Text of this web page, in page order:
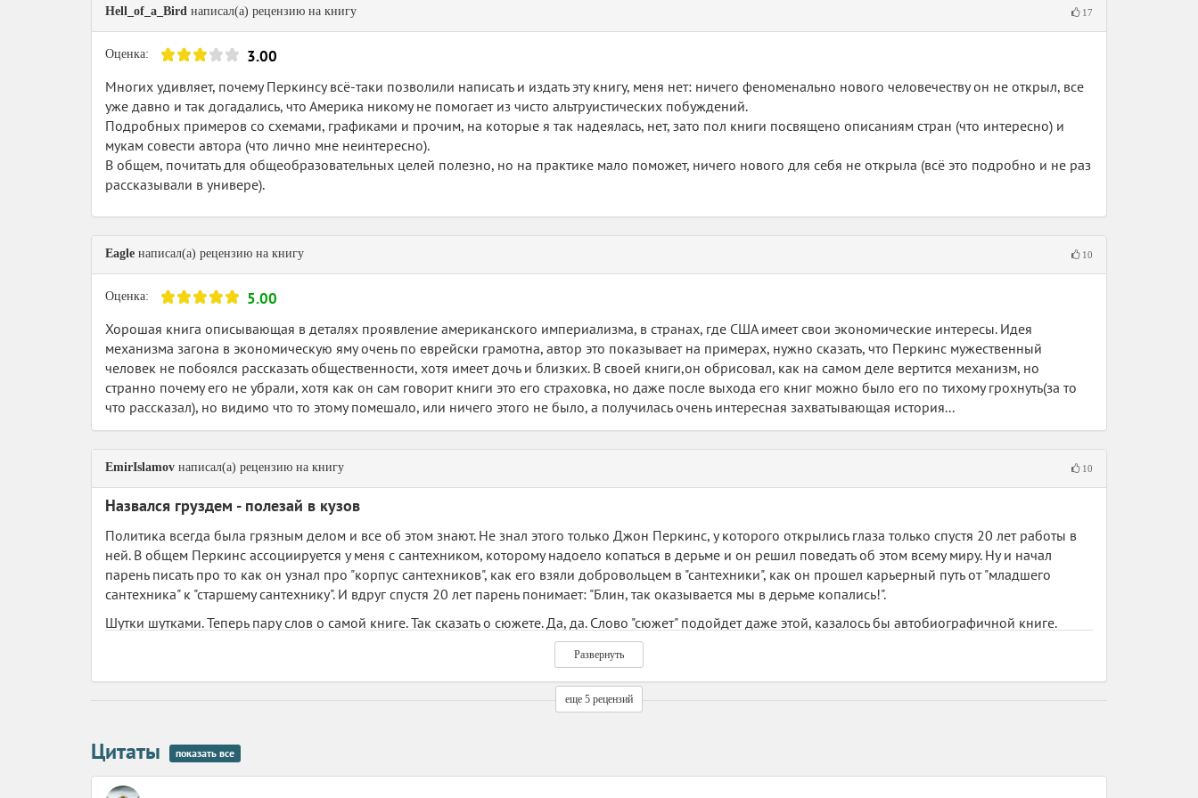
Hell_of_a_Bird написал(а) рецензию на книгу 17
Оценка: 3.00
Многих удивляет, почему Перкинсу всё-таки позволили написать и издать эту книгу, меня нет: ничего феноменально нового человечеству он не открыл, все
уже давно и так догадались, что Америка никому не помогает из чисто альтруистических побуждений.
Подробных примеров со схемами, графиками и прочим, на которые я так надеялась, нет, зато пол книги посвящено описаниям стран (что интересно) и
мукам совести автора (что лично мне неинтересно).
В общем, почитать для общеобразовательных целей полезно, но на практике мало поможет, ничего нового для себя не открыла (всё это подробно и не раз
рассказывали в универе).
Eagle написал(а) рецензию на книгу 10
Оценка: 5.00
Хорошая книга описывающая в деталях проявление американского империализма, в странах, где США имеет свои экономические интересы. Идея
механизма загона в экономическую яму очень по еврейски грамотна, автор это показывает на примерах, нужно сказать, что Перкинс мужественный
человек не побоялся рассказать общественности, хотя имеет дочь и близких. В своей книги,он обрисовал, как на самом деле вертится механизм, но
странно почему его не убрали, хотя как он сам говорит книги это его страховка, но даже после выхода его книг можно было его по тихому грохнуть(за то
что рассказал), но видимо что то этому помешало, или ничего этого не было, а получилась очень интересная захватывающая история...
EmirIslamov написал(а) рецензию на книгу 10
Назвался груздем - полезай в кузов
Политика всегда была грязным делом и все об этом знают. Не знал этого только Джон Перкинс, у которого открылись глаза только спустя 20 лет работы в
ней. В общем Перкинс ассоциируется у меня с сантехником, которому надоело копаться в дерьме и он решил поведать об этом всему миру. Ну и начал
парень писать про то как он узнал про "корпус сантехников", как его взяли добровольцем в "сантехники", как он прошел карьерный путь от "младшего
сантехника" к "старшему сантехнику". И вдруг спустя 20 лет парень понимает: "Блин, так оказывается мы в дерьме копались!".
Шутки шутками. Теперь пару слов о самой книге. Так сказать о сюжете. Да, да. Слово "сюжет" подойдет даже этой, казалось бы автобиографичной книге.
Абсолютно не понятен остается жанр книги. Помимо того что она является политической, в ней еще и присутствуют капли художественного стиля. Такое
ощущение, что Перкинс хотел написать книгу для широкой массы: от ученных в области политики до любителей детективов и романов. Однако это
получилось сочетание несочетаемого. Да и своими художественными вставками книга наводит на мысль, а реально ли все то что написано здесь? Может
просто автор решил завязать с карьерой политика (или экономиста) и стать писателем, а сочинять сюжет начал именно с того, что было ему ближе всего.
Развернуть
еще 5 рецензий
Цитаты показать все